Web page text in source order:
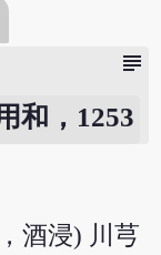
subject
和，1253
酒浸) 川芎